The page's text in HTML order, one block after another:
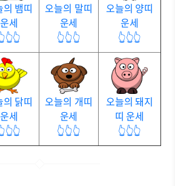
의 뱀띠
운세
오늘의 말띠
운세
👆👆👆
오늘의 양띠
운세
👆👆👆
의 닭띠
운세
오늘의 개띠
운세
👆👆👆
오늘의 돼지
띠 운세
👆👆👆